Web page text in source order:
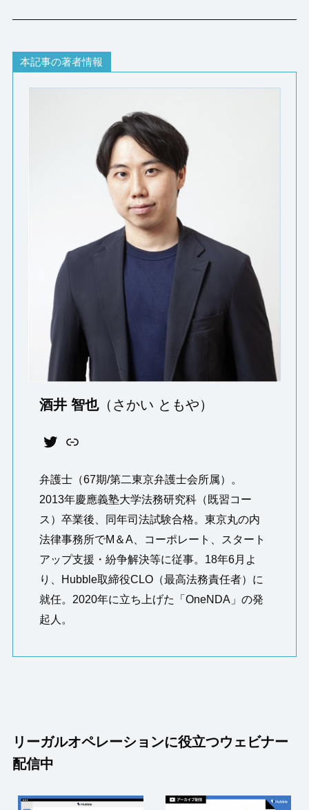
本記事の著者情報
酒井 智也（さかい ともや）
Twitter note
弁護士（67期/第二東京弁護士会所属）。
2013年慶應義塾⼤学法務研究科（既習コー
ス）卒業後、同年司法試験合格。東京丸の内
法律事務所でM＆A、コーポレート、スタート
アップ支援・紛争解決等に従事。18年6⽉よ
り、Hubble取締役CLO（最高法務責任者）に
就任。2020年に立ち上げた「OneNDA」の発
起人。
リーガルオペレーションに役立つウェビナー
配信中